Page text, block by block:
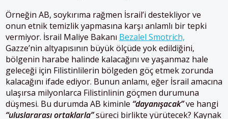
Örneğin AB, soykırıma rağmen İsrail’i destekliyor ve
onun etnik temizlik yapmasına karşı anlamlı bir tepki
vermiyor. İsrail Maliye Bakanı Bezalel Smotrich,
Gazze’nin altyapısının büyük ölçüde yok edildiğini,
bölgenin harabe halinde kalacağını ve yaşanmaz hale
geleceği için Filistinlilerin bölgeden göç etmek zorunda
kalacağını ifade ediyor. Bunun anlamı, eğer İsrail amacına
ulaşırsa milyonlarca Filistinlinin göçmen durumuna
düşmesi. Bu durumda AB kiminle “dayanışacak”ve hangi
“uluslararası ortaklarla”süreci birlikte yürütecek? Kaynak